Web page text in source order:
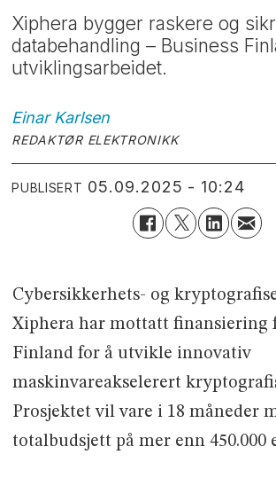
Xiphera bygger raskere og
databehandling – Business
utviklingsarbeidet.
Einar Karlsen
REDAKTØR ELEKTRONIKK
PUBLISERT 05.09.2025 - 10:24
Cybersikkerhets- og
Xiphera har mottatt finansiering
Finland for å utvikle innovativ
maskinvareakselerert
Prosjektet vil vare i 18 måneder
totalbudsjett på mer enn 450.000